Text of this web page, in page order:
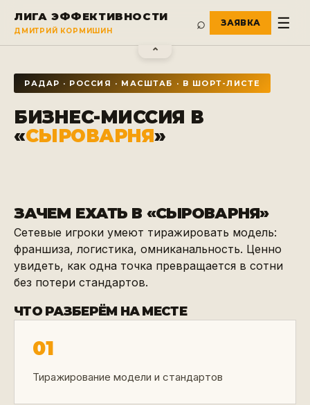
⌃
ЛИГА ЭФФЕКТИВНОСТИ
ДМИТРИЙ КОРМИШИН ⌕ ☰
РАДАР · РОССИЯ · МАСШТАБ · В ШОРТ-ЛИСТЕ
БИЗНЕС-МИССИЯ В
«СЫРОВАРНЯ»
ЗАЧЕМ ЕХАТЬ В «СЫРОВАРНЯ»
Сетевые игроки умеют тиражировать модель:
франшиза, логистика, омниканальность. Ценно
увидеть, как одна точка превращается в сотни
без потери стандартов.
ЧТО РАЗБЕРЁМ НА МЕСТЕ
01
Тиражирование модели и стандартов